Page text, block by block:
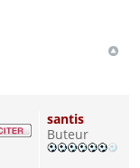
santis
Buteur